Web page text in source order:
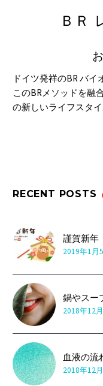
ＢＲ
ドイツ発祥のBR バイ
このBRメソッドを融
の新しいライフスタ
RECENT POSTS
謹賀新年
2019年1月
鍋やスー
2018年12
血液の流
2018年12